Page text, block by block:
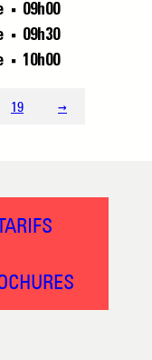
■
09h00
■
09h30
■ 10h00
19 →